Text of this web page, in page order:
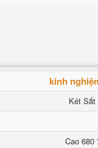
kinh
Két Sắt
Cao 680